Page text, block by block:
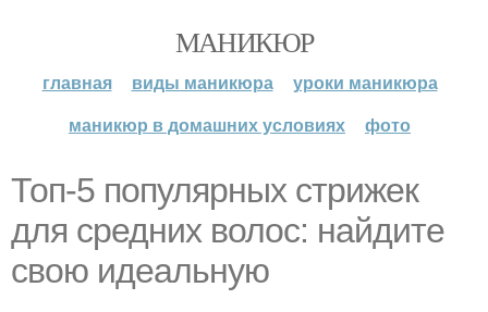
МАНИКЮР
главная виды маникюра
уроки маникюра
маникюр в домашних условиях
фото
Топ-5 популярных стрижек
для средних волос: найдите
свою идеальную